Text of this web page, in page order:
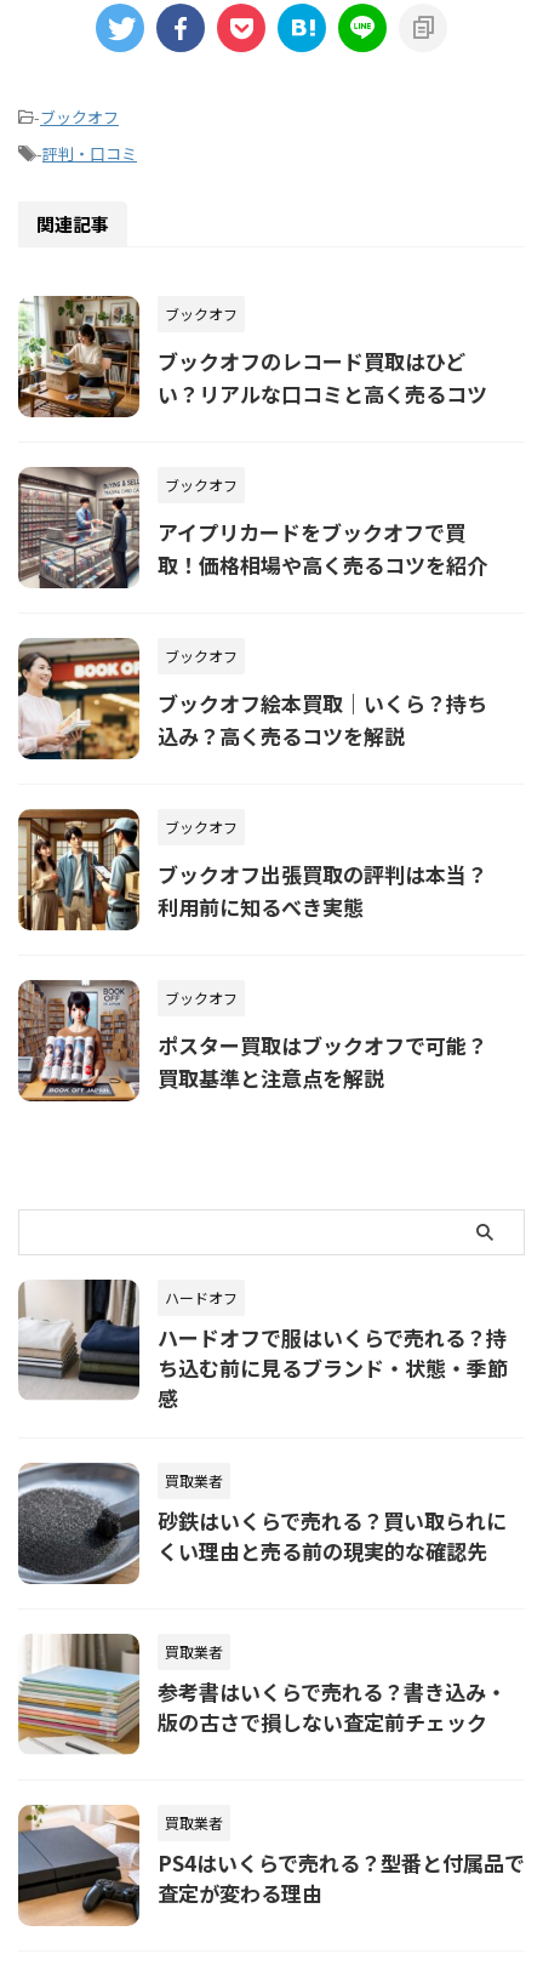
-ブックオフ
-評判・口コミ
関連記事
ブックオフ
ブックオフのレコード買取はひど
い？リアルな口コミと高く売るコツ
ブックオフ
アイプリカードをブックオフで買
取！価格相場や高く売るコツを紹介
ブックオフ
ブックオフ絵本買取｜いくら？持ち
込み？高く売るコツを解説
ブックオフ
ブックオフ出張買取の評判は本当？
利用前に知るべき実態
ブックオフ
ポスター買取はブックオフで可能？
買取基準と注意点を解説
ハードオフ
ハードオフで服はいくらで売れる？持
ち込む前に見るブランド・状態・季節
感
買取業者
砂鉄はいくらで売れる？買い取られに
くい理由と売る前の現実的な確認先
買取業者
参考書はいくらで売れる？書き込み・
版の古さで損しない査定前チェック
買取業者
PS4はいくらで売れる？型番と付属品で
査定が変わる理由